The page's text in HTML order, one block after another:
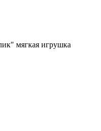
мягкая игрушка